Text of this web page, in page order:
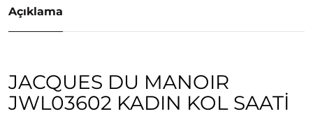
Açıklama
JACQUES DU MANOIR
JWL03602 KADIN KOL SAATI